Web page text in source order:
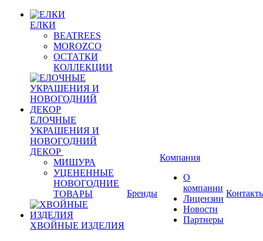
ЕЛКИ
BEATREES
MOROZCO
ОСТАТКИ
КОЛЛЕКЦИИ
ЕЛОЧНЫЕ
УКРАШЕНИЯ И
НОВОГОДНИЙ
ДЕКОР
МИШУРА
УЦЕНЕННЫЕ
НОВОГОДНИЕ
ТОВАРЫ
ХВОЙНЫЕ ИЗДЕЛИЯ
Бренды
Компания
О
компании
Лицензии
Новости
Партнеры